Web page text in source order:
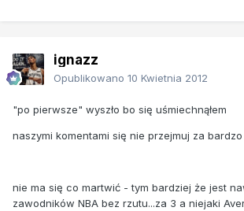
ignazz
Opublikowano 10 Kwietnia 2012
"po pierwsze" wyszło bo się uśmiechnąłem
naszymi komentami się nie przejmuj za bardzo
nie ma się co martwić - tym bardziej że jest
zawodników NBA bez rzutu...za 3 a niejaki